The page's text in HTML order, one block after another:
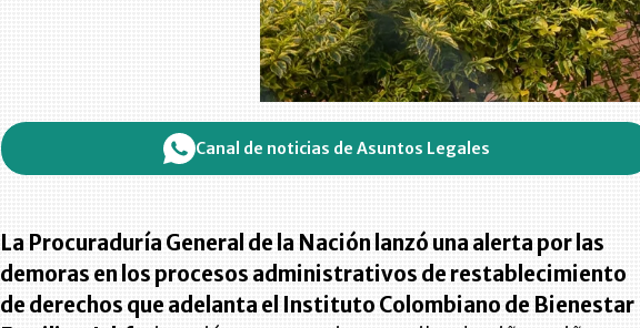
Canal de noticias de Asuntos Legales
La Procuraduría General de la Nación lanzó una alerta por las
demoras en los procesos administrativos de restablecimiento
de derechos que adelanta el Instituto Colombiano de Bienestar